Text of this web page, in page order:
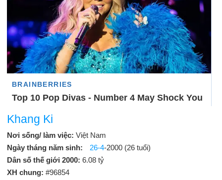
Khang Ki
Nơi sống/ làm việc: Việt Nam
Ngày tháng năm sinh:
26-4-2000 (26 tuổi)
Dân số thế giới 2000: 6.08 tỷ
XH chung: #96854